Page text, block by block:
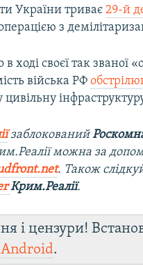
України триває29-й
з
ході своєї так званої
війська РФ
заблокований
можна за
. Також
Крим.Реалії.​
і цензури!
Android.